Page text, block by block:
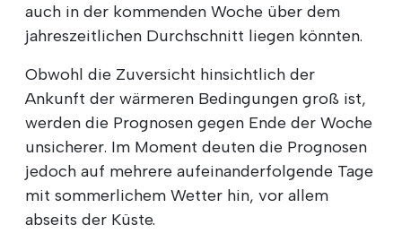
auch in der kommenden Woche über dem
jahreszeitlichen Durchschnitt liegen könnten.
Obwohl die Zuversicht hinsichtlich der
Ankunft der wärmeren Bedingungen groß ist,
werden die Prognosen gegen Ende der Woche
unsicherer. Im Moment deuten die Prognosen
jedoch auf mehrere aufeinanderfolgende Tage
mit sommerlichem Wetter hin, vor allem
abseits der Küste.